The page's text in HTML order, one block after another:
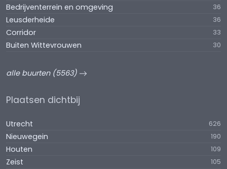
Bedrijventerrein en omgeving 36
Leusderheide 36
Corridor 33
Buiten Wittevrouwen 30
alle buurten (5563)
Plaatsen dichtbij
Utrecht 626
Nieuwegein 190
Houten 109
Zeist 105